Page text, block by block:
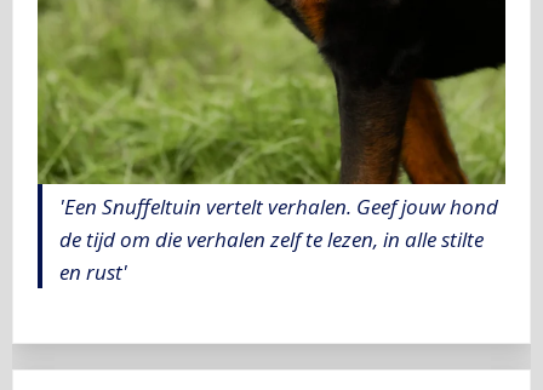
'Een Snuffeltuin vertelt verhalen. Geef jouw hond
de tijd om die verhalen zelf te lezen, in alle stilte
en rust'